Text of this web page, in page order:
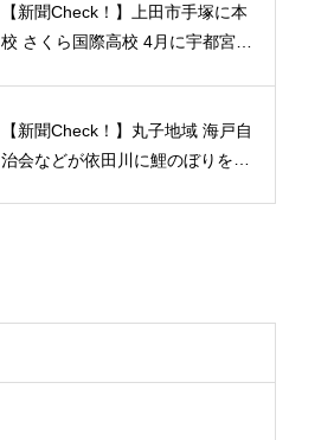
【新聞Check！】上田市手塚に本
校 さくら国際高校 4月に宇都宮動
【新聞Check！】丸子地域 海戸自
治会などが依田川に鯉のぼりを掲